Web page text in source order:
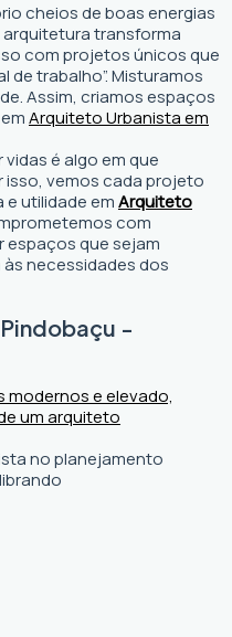
cheios de boas energias
transforma
com projetos únicos que
de trabalho”. Misturamos
Assim, criamos espaços
Arquiteto Urbanista em
é algo em que
vemos cada projeto
utilidade emArquiteto
com
espaços que sejam
necessidades dos
-
no planejamento